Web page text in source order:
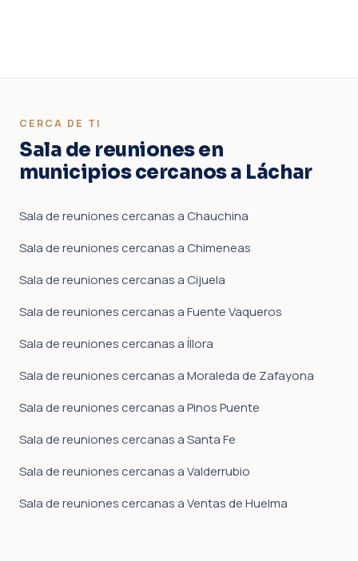
CERCA DE TI
Sala de reuniones en
municipios cercanos a Láchar
Sala de reuniones cercanas a Chauchina
Sala de reuniones cercanas a Chimeneas
Sala de reuniones cercanas a Cijuela
Sala de reuniones cercanas a Fuente Vaqueros
Sala de reuniones cercanas a Íllora
Sala de reuniones cercanas a Moraleda de Zafayona
Sala de reuniones cercanas a Pinos Puente
Sala de reuniones cercanas a Santa Fe
Sala de reuniones cercanas a Valderrubio
Sala de reuniones cercanas a Ventas de Huelma